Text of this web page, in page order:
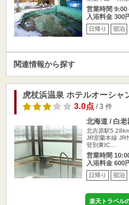
営業時間 9:00
入浴料金 300
日帰り 宿泊
関連情報から探す
虎杖浜温泉 ホテルオーシャ
3.0点/ 3 件
北海道 / 白
北吉原駅
JR室蘭本線 JR
登別東IC…
営業時間
入浴料金 600
日帰り 宿泊
楽天トラベル